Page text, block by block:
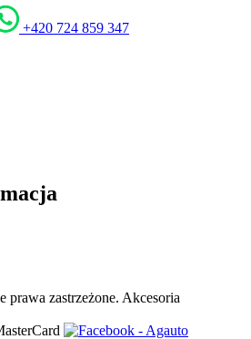
+420 724 859 347
zastrzeżone. Akcesoria